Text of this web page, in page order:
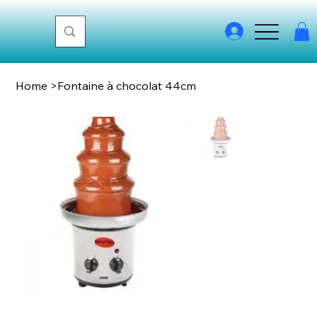
Home >Fontaine à chocolat 44cm